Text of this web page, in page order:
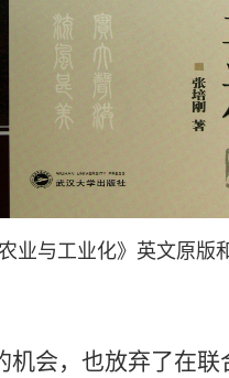
农业与工业化》英文原版
会，也放弃了在